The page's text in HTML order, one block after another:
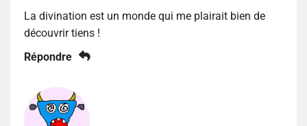
La divination est un monde qui me plairait bien de
découvrir tiens !
Répondre